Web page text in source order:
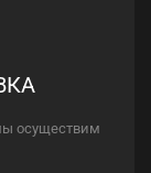
осуществим